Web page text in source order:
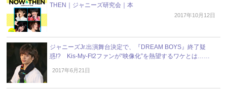
THEN｜ジャニーズ研究会｜本
2017年10月12日
ジャニーズJr.出演舞台決定で、『DREAM BOYS』終了疑
惑!? Kis-My-Ft2ファンが“映像化”を熱望するワケとは……
2017年6月21日